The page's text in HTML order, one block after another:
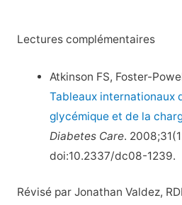
Lectures complémentaires
Atkinson FS, Foster-
Tableaux internationaux
glycémique et de la
Diabetes Care.
doi:10.2337/dc08-1239.
Révisé par Jonathan Valdez,